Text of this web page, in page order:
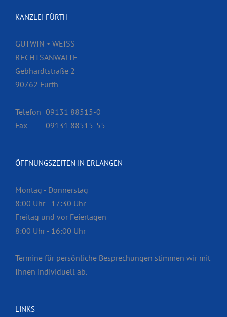
KANZLEI FÜRTH
GUTWIN • WEISS
RECHTSANWÄLTE
Gebhardtstraße 2
90762 Fürth
Telefon 09131 88515-0
Fax
09131 88515-55
ÖFFNUNGSZEITEN IN ERLANGEN
Montag - Donnerstag
8:00 Uhr - 17:30 Uhr
Freitag und vor Feiertagen
8:00 Uhr - 16:00 Uhr
Termine für persönliche Besprech­ungen stimmen wir mit
Ihnen individuell ab.
LINKS